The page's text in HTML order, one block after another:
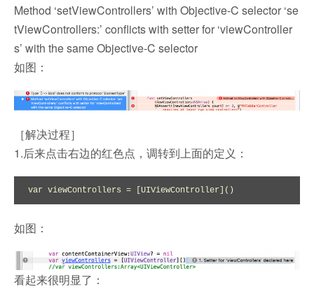
Method ‘setViewControllers’ with Objective-C selector ‘se
tViewControllers:’ conflicts with setter for ‘viewController
s’ with the same Objective-C selector
如图：
［解决过程］
1.后来点击右边的红色点，调转到上面的定义：
var viewControllers = [UIViewController]()
如图：
看起来很明显了：